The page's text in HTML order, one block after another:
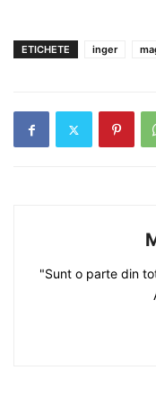
ETICHETE inger
"Sunt o parte din